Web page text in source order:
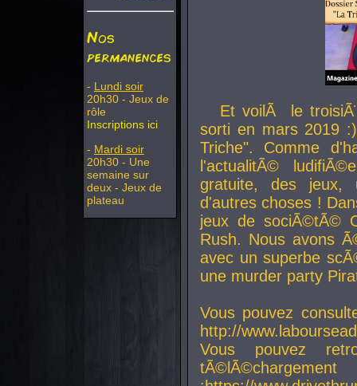
Nos
permanences
- Lundi soir
20h30 - Jeux de
rôle
Inscriptions ici
- Mardi soir
20h30 - Une
semaine sur
deux - Jeux de
plateau
Et voilÃ le
sorti en mars 2019
Triche". Comme
l'actualitÃ©
gratuite, des jeux,
d'autres choses !
jeux de sociÃ©tÃ©
Rush. Nous avons
avec un superbe
une murder party
Vous pouvez
http://
Vous pouvez